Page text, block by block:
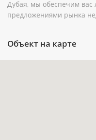
жизни в пределах
Балкон и
бассейн
дома.
Дубая, мы обеспечим
предложениями рынка
Объект на карте